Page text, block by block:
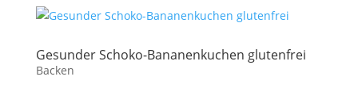
Gesunder Schoko-Bananenkuchen glutenfrei
Backen